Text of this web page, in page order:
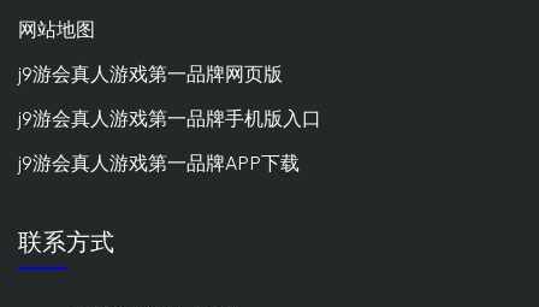
网站地图
j9游会真人游戏第一品牌网页版
j9游会真人游戏第一品牌手机版入口
j9游会真人游戏第一品牌APP下载
联系方式